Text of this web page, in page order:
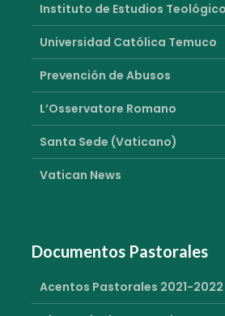
Instituto de Estudios
Universidad Católica Temuco
Prevención de Abusos
L’Osservatore Romano
Santa Sede (Vaticano)
Vatican News
Documentos Pastorales
Acentos Pastorales 2021-2022